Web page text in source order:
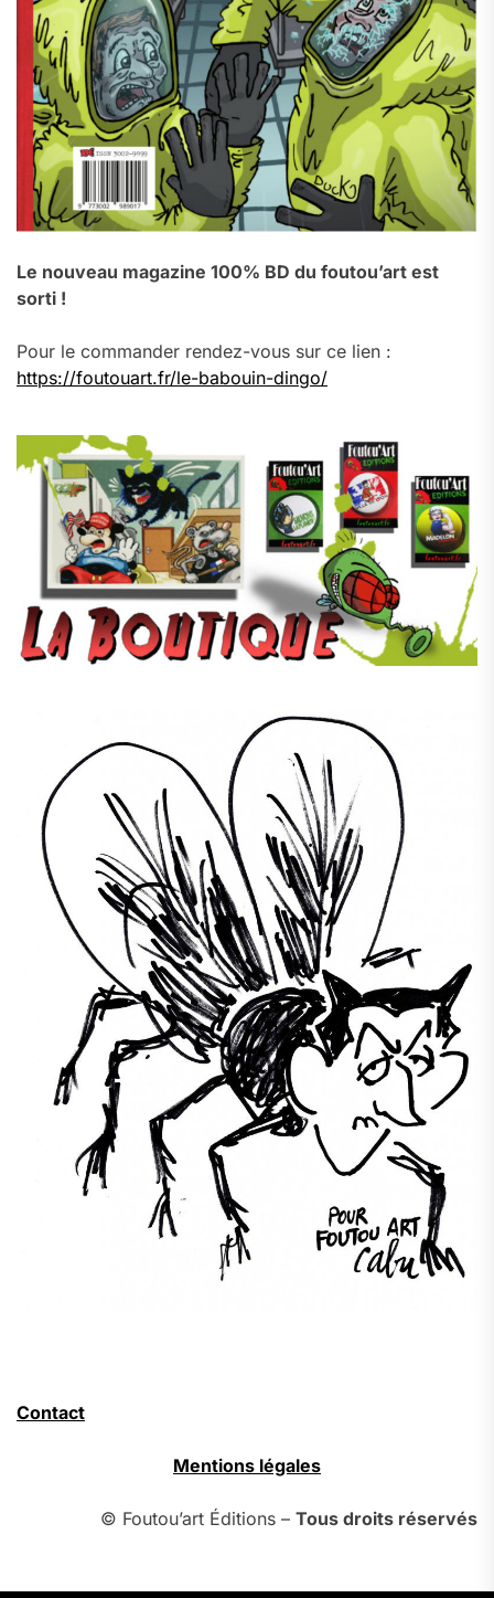
Le nouveau magazine 100% BD du foutou’art est
sorti !
Pour le commander rendez-vous sur ce lien :
https://foutouart.fr/le-babouin-dingo/
Contact
Mentions légales
© Foutou’art Éditions – Tous droits réservés